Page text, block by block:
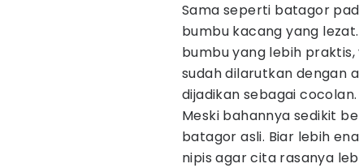
Sama seperti batagor
bumbu kacang yang
bumbu yang lebih
sudah dilarutkan dengan
dijadikan sebagai cocolan.
Meski bahannya sedikit
batagor asli. Biar lebih
nipis agar cita rasanya